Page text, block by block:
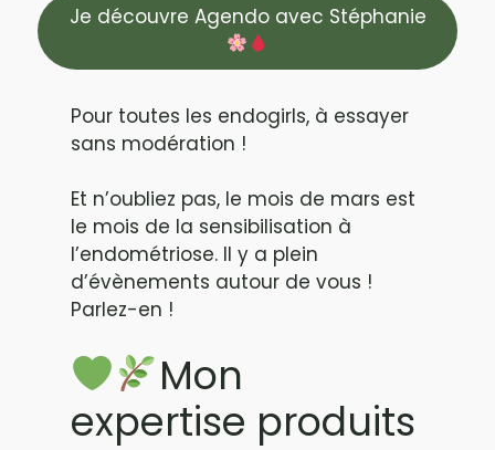
Je découvre Agendo avec Stéphanie
Pour toutes les endogirls, à essayer
sans modération !
Et n’oubliez pas, le mois de mars est
le mois de la sensibilisation à
l’endométriose. Il y a plein
d’évènements autour de vous !
Parlez-en !
Mon
expertise produits